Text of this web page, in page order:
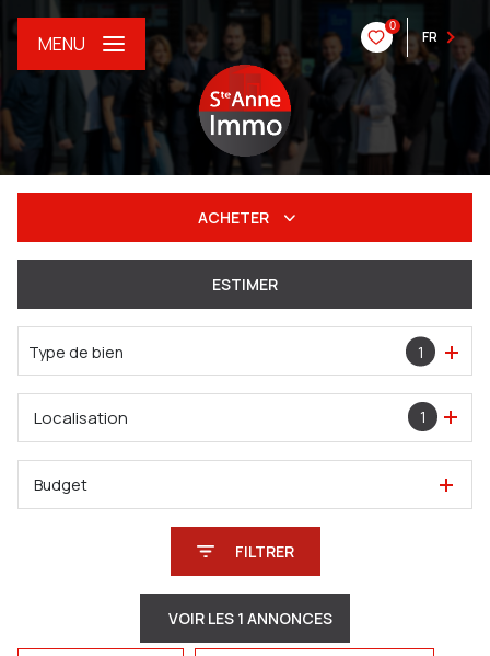
0
FR
MENU
ACHETER
Du neuf
De l'immo pro
ESTIMER
Type de bien 1
1
Localisation
Budget
FILTRER
VOIR LES 1 ANNONCES